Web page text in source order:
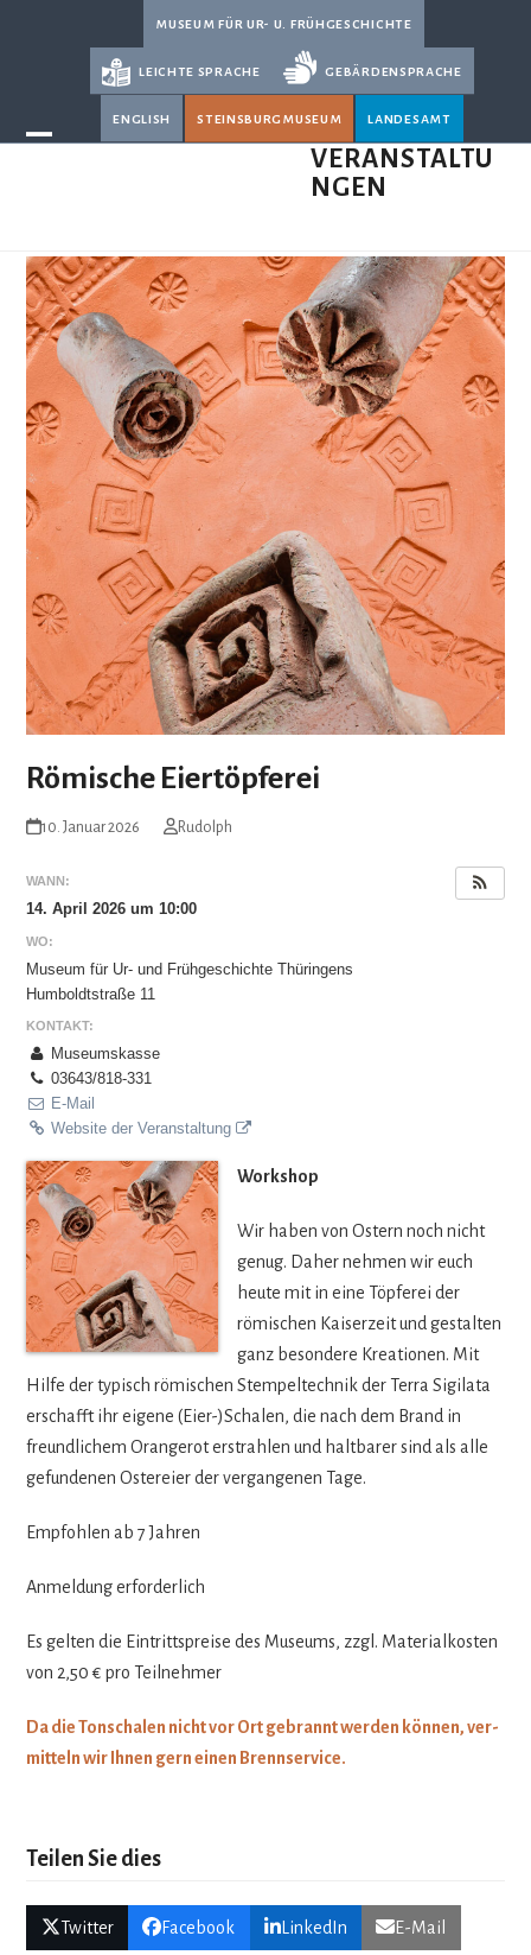
museum für ur- u. frühgeschichte
leichte sprache gebärdensprache
english steinsburgmuseum landesamt
VERANSTALTU
NGEN
Römische Eiertöpferei
10. Januar 2026 Rudolph
WANN:
14. April 2026 um 10:00
WO:
Museum für Ur- und Frühgeschichte Thüringens
Humboldtstraße 11
KONTAKT:
Museumskasse
03643/818-331
E-Mail
Website der Veranstaltung
Work­shop
Wir haben von Ostern noch nicht
genug. Daher neh­men wir euch
heute mit in eine Töp­fe­rei der
römi­schen Kai­ser­zeit und gestal­ten
ganz beson­dere Krea­tio­nen. Mit
Hilfe der typisch römi­schen Stem­pel­tech­nik der Terra Sigi­lata
erschafft ihr eigene (Eier-)Schalen, die nach dem Brand in
freund­li­chem Oran­ge­rot erstrah­len und halt­ba­rer sind als alle
gefun­de­nen Oster­eier der ver­gan­ge­nen Tage.
Emp­foh­len ab 7 Jahren
Anmel­dung erforderlich
Es gel­ten die Ein­tritts­preise des Muse­ums, zzgl. Mate­ri­al­kos­ten
von 2,50 € pro Teilnehmer
Da die Ton­scha­len nicht vor Ort gebrannt wer­den kön­nen, ver­
mit­teln wir Ihnen gern einen Brennservice.
Teilen Sie dies
Twitter Facebook LinkedIn E-Mail